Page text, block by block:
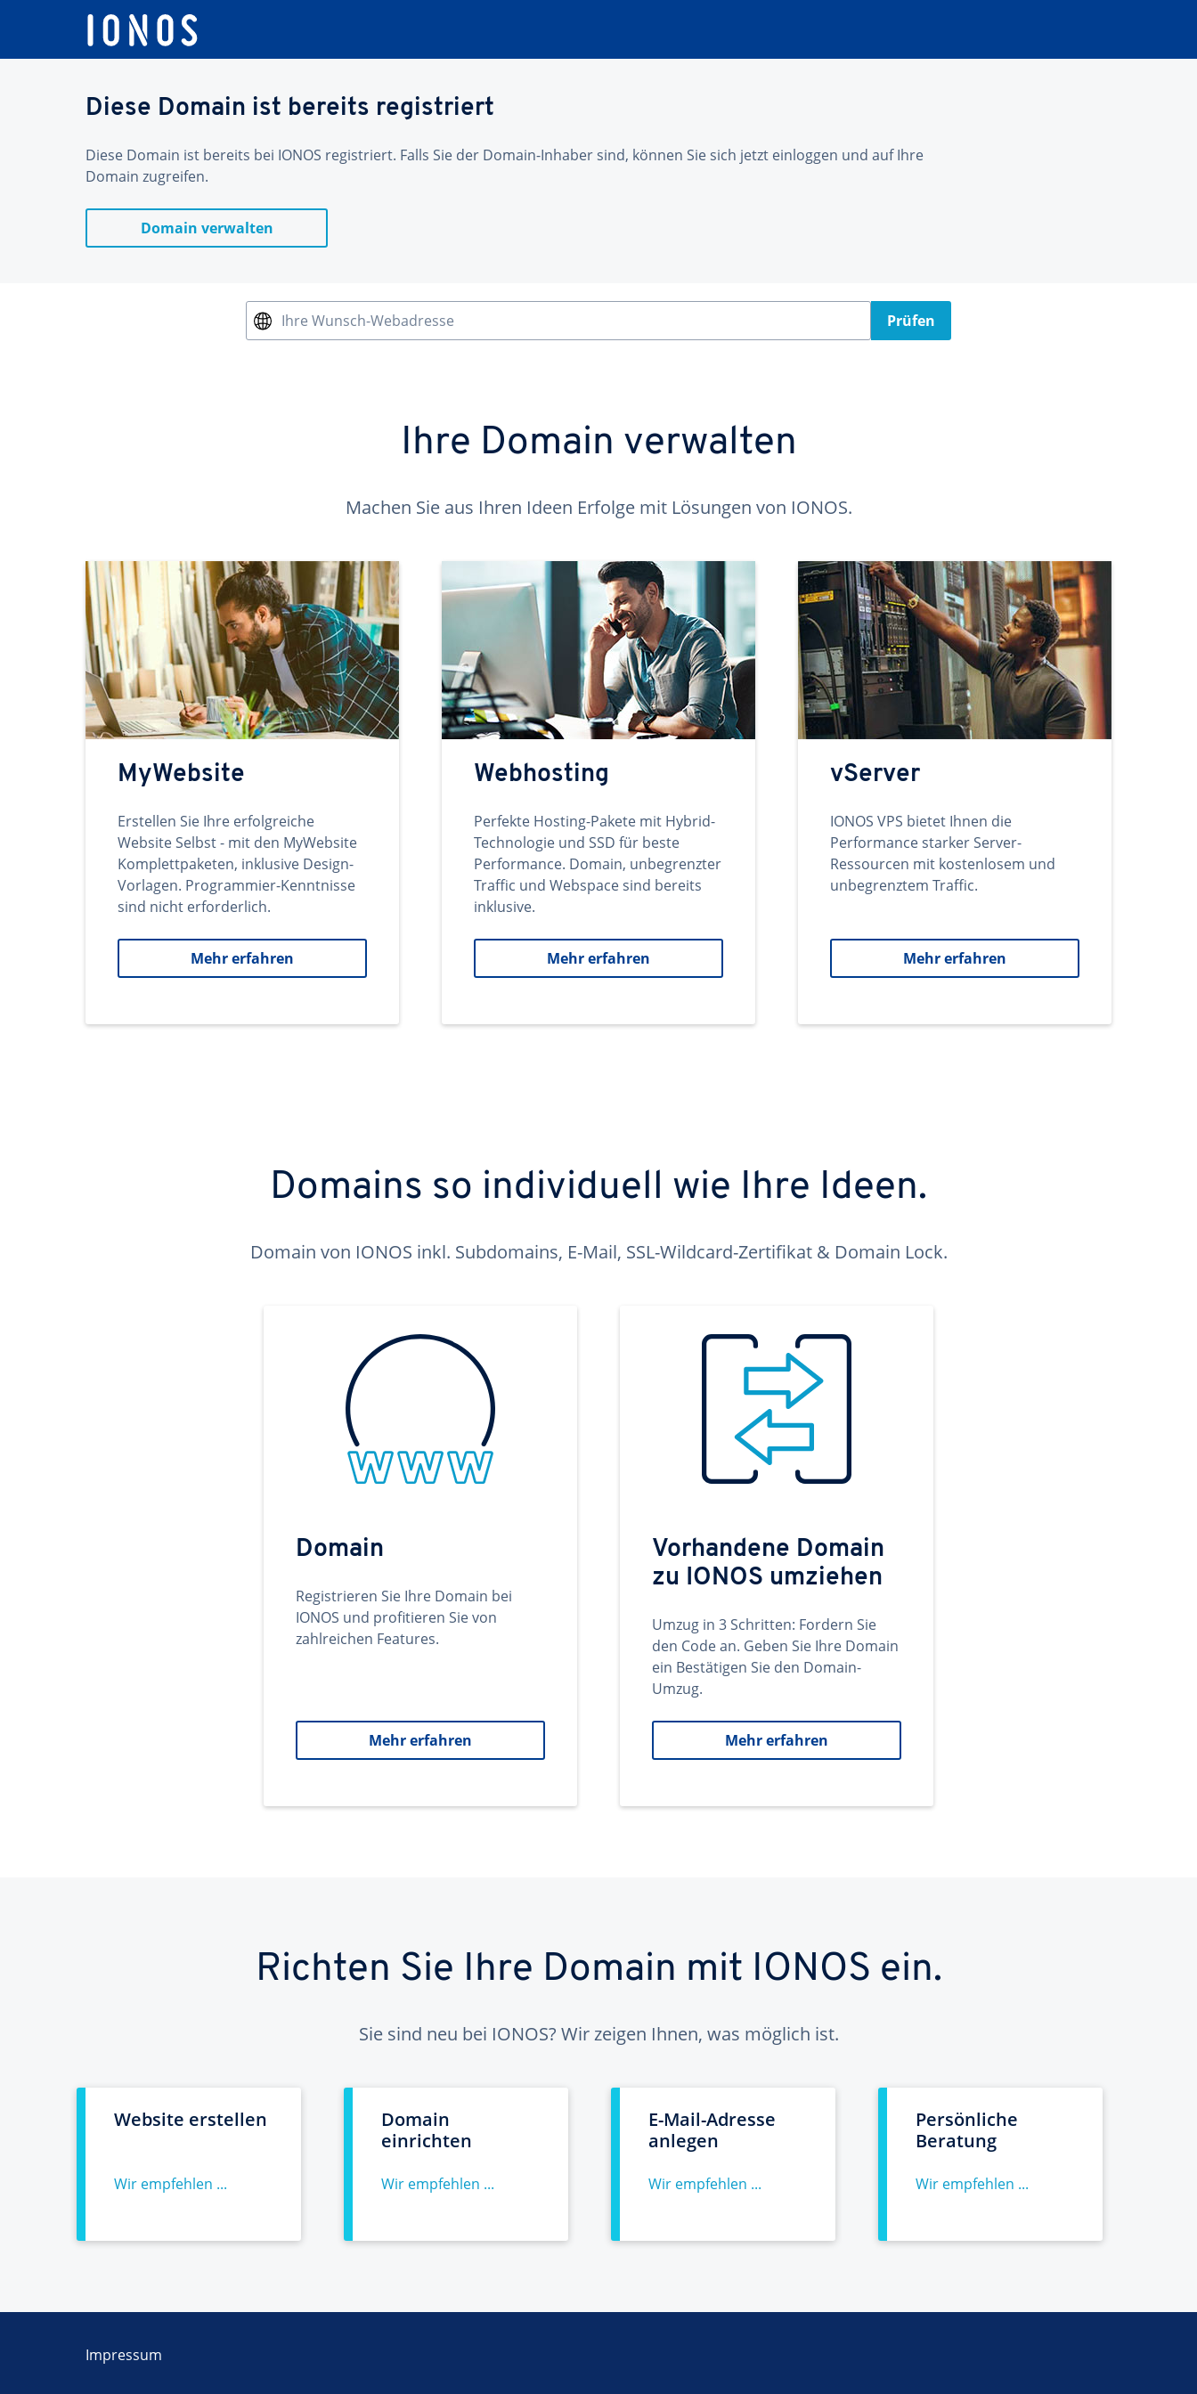
Diese Domain ist bereits registriert
Diese Domain ist bereits bei IONOS registriert. Falls Sie der Domain-Inhaber sind, können Sie sich jetzt einloggen und auf Ihre
Domain zugreifen.
Domain verwalten
Ihre Wunsch-Webadresse Prüfen
Ihre Domain verwalten
Machen Sie aus Ihren Ideen Erfolge mit Lösungen von IONOS.
MyWebsite
Erstellen Sie Ihre erfolgreiche
Website Selbst - mit den MyWebsite
Komplettpaketen, inklusive Design-
Vorlagen. Programmier-Kenntnisse
sind nicht erforderlich.
Mehr erfahren
Webhosting
Perfekte Hosting-Pakete mit Hybrid-
Technologie und SSD für beste
Performance. Domain, unbegrenzter
Traffic und Webspace sind bereits
inklusive.
Mehr erfahren
vServer
IONOS VPS bietet Ihnen die
Performance starker Server-
Ressourcen mit kostenlosem und
unbegrenztem Traffic.
Mehr erfahren
Domains so individuell wie Ihre Ideen.
Domain von IONOS inkl. Subdomains, E-Mail, SSL-Wildcard-Zertifikat & Domain Lock.
Domain
Registrieren Sie Ihre Domain bei
IONOS und profitieren Sie von
zahlreichen Features.
Mehr erfahren
Vorhandene Domain
zu IONOS umziehen
Umzug in 3 Schritten: Fordern Sie
den Code an. Geben Sie Ihre Domain
ein Bestätigen Sie den Domain-
Umzug.
Mehr erfahren
Richten Sie Ihre Domain mit IONOS ein.
Sie sind neu bei IONOS? Wir zeigen Ihnen, was möglich ist.
Website erstellen
Wir empfehlen ...
Domain
einrichten
Wir empfehlen ...
E-Mail-Adresse
anlegen
Wir empfehlen ...
Persönliche
Beratung
Wir empfehlen ...
Impressum